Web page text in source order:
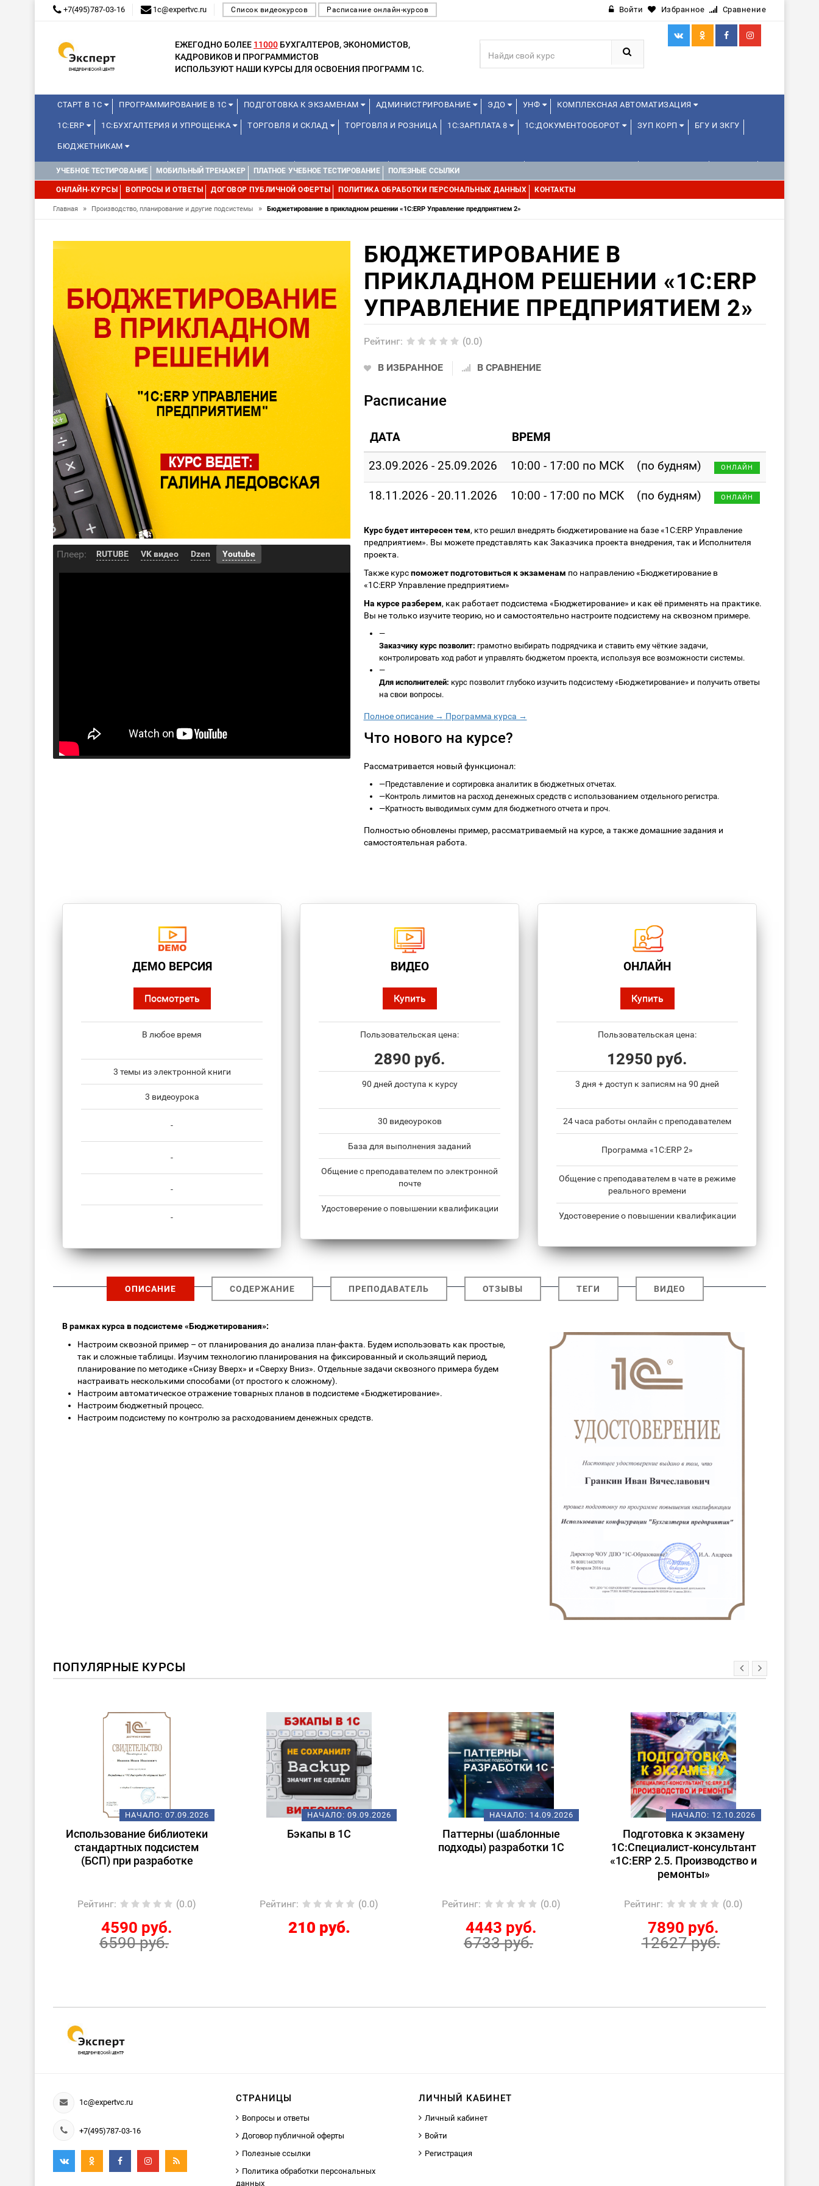
+7(495)787-03-16 1c@expertvc.ru Список видеокурсов Расписание онлайн-курсов Войти Избранное Сравнение
ЕЖЕГОДНО БОЛЕЕ 11000 БУХГАЛТЕРОВ, ЭКОНОМИСТОВ,
КАДРОВИКОВ И ПРОГРАММИСТОВ
ИСПОЛЬЗУЮТ НАШИ КУРСЫ ДЛЯ ОСВОЕНИЯ ПРОГРАММ 1С.
СТАРТ В 1С ПРОГРАММИРОВАНИЕ В 1С ПОДГОТОВКА К ЭКЗАМЕНАМ АДМИНИСТРИРОВАНИЕ ЭДО УНФ КОМПЛЕКСНАЯ АВТОМАТИЗАЦИЯ
1С:ERP 1С:БУХГАЛТЕРИЯ И УПРОЩЕНКА ТОРГОВЛЯ И СКЛАД ТОРГОВЛЯ И РОЗНИЦА 1С:ЗАРПЛАТА 8 1С:ДОКУМЕНТООБОРОТ ЗУП КОРП БГУ И ЗКГУ
БЮДЖЕТНИКАМ
КУРСЫ ДЛЯ ШКОЛЬНИКОВ ДИСТАНЦИОННАЯ ШКОЛА 1С ДЛЯ ШКОЛЬНИКОВ 1С:УПРАВЛЕНИЕ ХОЛДИНГОМ
1С:МЕДИЦИНА WEB, JAVA И ANDROID
УЧЕБНОЕ ТЕСТИРОВАНИЕ МОБИЛЬНЫЙ ТРЕНАЖЕР ПЛАТНОЕ УЧЕБНОЕ ТЕСТИРОВАНИЕ ПОЛЕЗНЫЕ ССЫЛКИ
ОНЛАЙН-КУРСЫ ВОПРОСЫ И ОТВЕТЫ ДОГОВОР ПУБЛИЧНОЙ ОФЕРТЫ ПОЛИТИКА ОБРАБОТКИ ПЕРСОНАЛЬНЫХ ДАННЫХ КОНТАКТЫ
Главная » Производство, планирование и другие подсистемы » Бюджетирование в прикладном решении «1С:ERP Управление предприятием 2»
Плеер: RUTUBE VK видео Dzen Youtube
БЮДЖЕТИРОВАНИЕ В
ПРИКЛАДНОМ РЕШЕНИИ «1С:ERP
УПРАВЛЕНИЕ ПРЕДПРИЯТИЕМ 2»
Рейтинг: (0.0)
В ИЗБРАННОЕ В СРАВНЕНИЕ
Расписание
ДАТА ВРЕМЯ
23.09.2026 - 25.09.2026 10:00 - 17:00 по МСК (по будням) ОНЛАЙН
18.11.2026 - 20.11.2026 10:00 - 17:00 по МСК (по будням) ОНЛАЙН
Курс будет интересен тем, кто решил внедрять бюджетирование на базе «1С:ERP Управление
предприятием». Вы можете представлять как Заказчика проекта внедрения, так и Исполнителя
проекта.
Также курспоможет подготовиться к экзаменам по направлению «Бюджетирование в
«1С:ERP Управление предприятием»
На курсе разберем, как работает подсистема «Бюджетирование» и как её применять на практике.
Вы не только изучите теорию, но и самостоятельно настроите подсистему на сквозном примере.
—
Заказчику курс позволит: грамотно выбирать подрядчика и ставить ему чёткие задачи,
контролировать ход работ и управлять бюджетом проекта, используя все возможности системы.
—
Для исполнителей: курс позволит глубоко изучить подсистему «Бюджетирование» и получить ответы
на свои вопросы.
Полное описание → Программа курса →
Что нового на курсе?
Рассматривается новый функционал:
—Представление и сортировка аналитик в бюджетных отчетах.
—Контроль лимитов на расход денежных средств с использованием отдельного регистра.
—Кратность выводимых сумм для бюджетного отчета и проч.
Полностью обновлены пример, рассматриваемый на курсе, а также домашние задания и
самостоятельная работа.
ДЕМО ВЕРСИЯ
Посмотреть
В любое время
3 темы из электронной книги
3 видеоурока
-
-
-
-
ВИДЕО
Купить
Пользовательская цена:
2890 руб.
90 дней доступа к курсу
30 видеоуроков
База для выполнения заданий
Общение с преподавателем по электронной
почте
Удостоверение о повышении квалификации
ОНЛАЙН
Купить
Пользовательская цена:
12950 руб.
3 дня + доступ к записям на 90 дней
24 часа работы онлайн с преподавателем
Программа «1С:ERP 2»
Общение с преподавателем в чате в режиме
реального времени
Удостоверение о повышении квалификации
ОПИСАНИЕ СОДЕРЖАНИЕ ПРЕПОДАВАТЕЛЬ ОТЗЫВЫ ТЕГИ ВИДЕО
В рамках курса в подсистеме «Бюджетирования»:
Настроим сквозной пример – от планирования до анализа план-факта. Будем использовать как простые,
так и сложные таблицы. Изучим технологию планирования на фиксированный и скользящий период,
планирование по методике «Снизу Вверх» и «Сверху Вниз». Отдельные задачи сквозного примера будем
настраивать несколькими способами (от простого к сложному).
Настроим автоматическое отражение товарных планов в подсистеме «Бюджетирование».
Настроим бюджетный процесс.
Настроим подсистему по контролю за расходованием денежных средств.
ПОПУЛЯРНЫЕ КУРСЫ
НАЧАЛО: 07.09.2026
Использование библиотеки
стандартных подсистем
(БСП) при разработке
Рейтинг: (0.0)
4590 руб.
6590 руб.
НАЧАЛО: 09.09.2026
Бэкапы в 1С
Рейтинг: (0.0)
210 руб.
НАЧАЛО: 14.09.2026
Паттерны (шаблонные
подходы) разработки 1С
Рейтинг: (0.0)
4443 руб.
6733 руб.
НАЧАЛО: 12.10.2026
Подготовка к экзамену
1С:Специалист-консультант
«1С:ERP 2.5. Производство и
ремонты»
Рейтинг: (0.0)
7890 руб.
12627 руб.
1c@expertvc.ru
+7(495)787-03-16
СТРАНИЦЫ
Вопросы и ответы
Договор публичной оферты
Полезные ссылки
Политика обработки персональных
данных
ЛИЧНЫЙ КАБИНЕТ
Личный кабинет
Войти
Регистрация